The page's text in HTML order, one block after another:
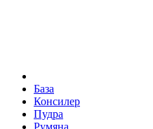
База
Консилер
Пудра
Румяна